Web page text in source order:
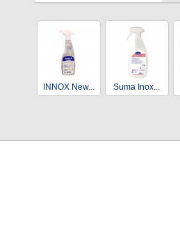
INNOX New... Suma Inox...